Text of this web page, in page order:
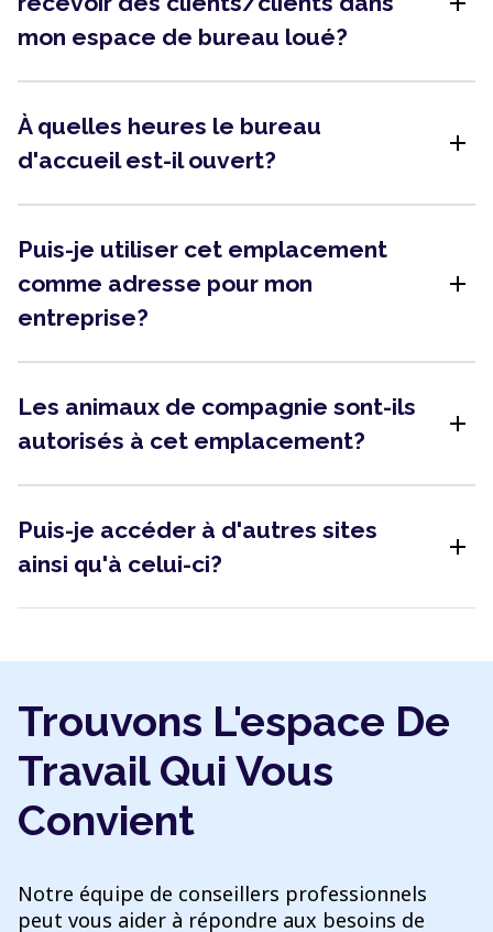
mon espace de bureau loué?
À quelles heures le bureau
d'accueil est-il ouvert?
add
Puis-je utiliser cet emplacement
comme adresse pour mon
entreprise?
add
Les animaux de compagnie sont-ils
autorisés à cet emplacement?
add
Puis-je accéder à d'autres sites
ainsi qu'à celui-ci?
add
Trouvons L'espace De
Travail Qui Vous
Convient
Notre équipe de conseillers professionnels
peut vous aider à répondre aux besoins de